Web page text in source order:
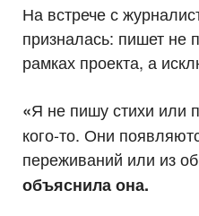
На встрече с
призналась: пишет не
рамках проекта, а
«Я не пишу стихи или
кого-то. Они
переживаний или из
объяснила она.